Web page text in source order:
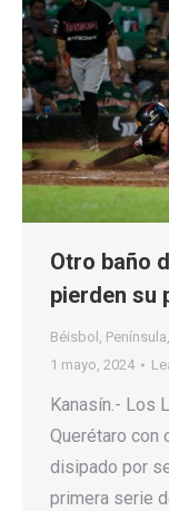
Otro baño
pierden su
Béisbol , Península,
1 mayo, 2024
Kanasín.- Los
Querétaro con
disipado por
primera serie